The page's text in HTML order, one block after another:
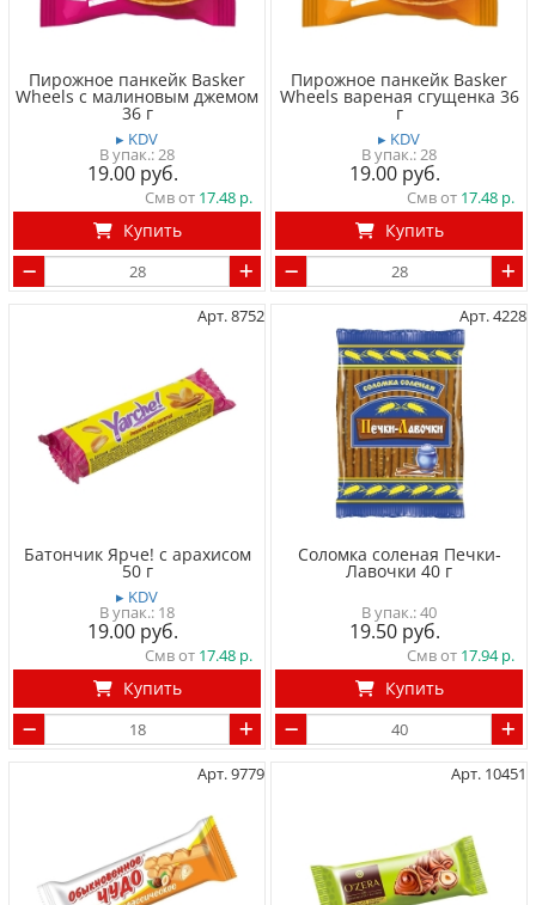
Пирожное панкейк Basker
Wheels с малиновым джемом
36 г
▸ KDV
28
19.00
Смв от 17.48
Купить
Пирожное панкейк Basker
Wheels вареная сгущенка 36
г
▸ KDV
28
19.00
Смв от 17.48
Купить
Арт. 8752
Батончик Ярче! с арахисом
50 г
▸ KDV
18
19.00
Смв от 17.48
Купить
Арт. 4228
Соломка соленая Печки-
Лавочки 40 г
40
19.50
Смв от 17.94
Купить
Арт. 9779 Арт. 10451